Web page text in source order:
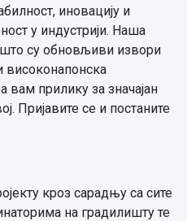
иновацију и
у индустрији. Наша
што су обновљиви извори
високонапонска
вам прилику за значајан
Пријавите се и постаните
кроз сарадњу са сите
на градилишту те